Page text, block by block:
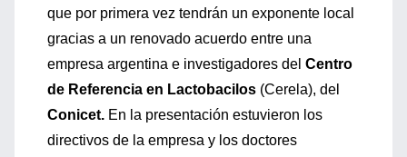
que por primera vez tendrán un exponente local
gracias a un renovado acuerdo entre una
empresa argentina e investigadores del Centro
de Referencia en Lactobacilos (Cerela), del
Conicet. En la presentación estuvieron los
directivos de la empresa y los doctores